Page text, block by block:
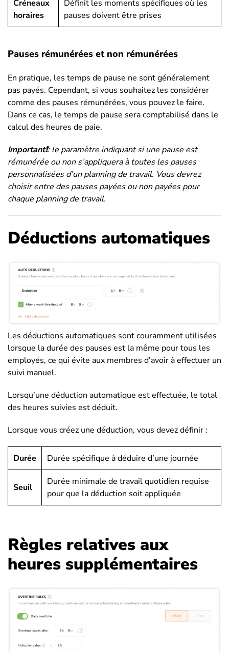
Créneaux
horaires
Définit les moments spécifiques où les
pauses doivent être prises
Pauses rémunérées et non rémunérées
En pratique, les temps de pause ne sont généralement
pas payés. Cependant, si vous souhaitez les considérer
comme des pauses rémunérées, vous pouvez le faire.
Dans ce cas, le temps de pause sera comptabilisé dans le
calcul des heures de paie.
Important❗️: le paramètre indiquant si une pause est
rémunérée ou non s’appliquera à toutes les pauses
personnalisées d’un planning de travail. Vous devrez
choisir entre des pauses payées ou non payées pour
chaque planning de travail.
Déductions automatiques
Les déductions automatiques sont couramment utilisées
lorsque la durée des pauses est la même pour tous les
employés, ce qui évite aux membres d’avoir à effectuer un
suivi manuel.
Lorsqu’une déduction automatique est effectuée, le total
des heures suivies est déduit.
Lorsque vous créez une déduction, vous devez définir :
Durée Durée spécifique à déduire d’une journée
Seuil
Durée minimale de travail quotidien requise
pour que la déduction soit appliquée
Règles relatives aux
heures supplémentaires